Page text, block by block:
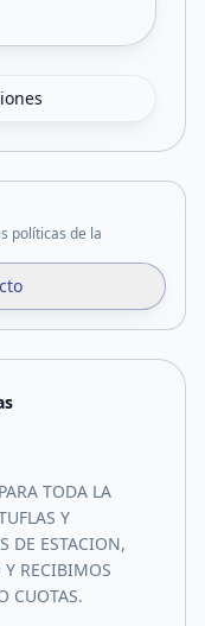
políticas de la
TODA LA
Y
DE ESTACION,
RECIBIMOS
CUOTAS.